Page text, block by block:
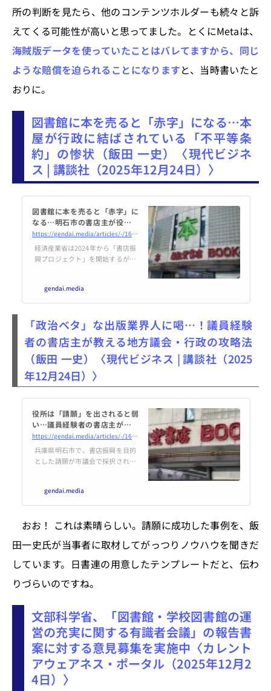
所の判断を見たら、他のコンテンツホルダーも続々と訴
えてくる可能性が高いと思ってました。とくにMetaは、
海賊版データを使っていたことはバレてますから、同じ
ような賠償を迫られることになりますと、当時書いたと
おりに。
図書館に本を売ると「赤字」になる…本
屋が行政に結ばされている「不平等条
約」の惨状（飯田 一史）〈現代ビジネ
ス | 講談社（2025年12月24日）〉
図書館に本を売ると「赤字」に
なる…明石市の書店主が役所を
動かした手腕【出版業界】
https://gendai.media/articles/-/161643
経済産業省は2024年から「書店振
興プロジェクト」を開始するが、
の山根金造氏が図書館納本に関す
る請願を議会で採択させる努力を
るロビイングの重要性を指摘し
た。再販契約の改訂が図書館納本
の価格に影響を与える可能性があ
るが、実効性には課題が残る。
gendai.media
「政治ベタ」な出版業界人に喝…！議員経験
者の書店主が教える地方議会・行政の攻略法
（飯田 一史）〈現代ビジネス | 講談社（2025
年12月24日）〉
役所は「請願」を出されると弱
い…議員経験者の書店主が明か
す「政治家を動かす」極意【明
石市】
https://gendai.media/articles/-/161642
兵庫県明石市で、書店振興を目的
とした請願が市議会で採択され、
書店が直面する現状を訴え、行政
に対して定価販売や装備費用の別
イングの重要性が強調され、議員
gendai.media
おお！ これは素晴らしい。請願に成功した事例を、飯
田一史氏が当事者に取材してがっつりノウハウを聞きだ
しています。日書連の用意したテンプレートだと、伝わ
りづらいのですね。
文部科学省、「図書館・学校図書館の運
営の充実に関する有識者会議」の報告書
案に対する意見募集を実施中〈カレント
アウェアネス・ポータル（2025年12月2
4日）〉